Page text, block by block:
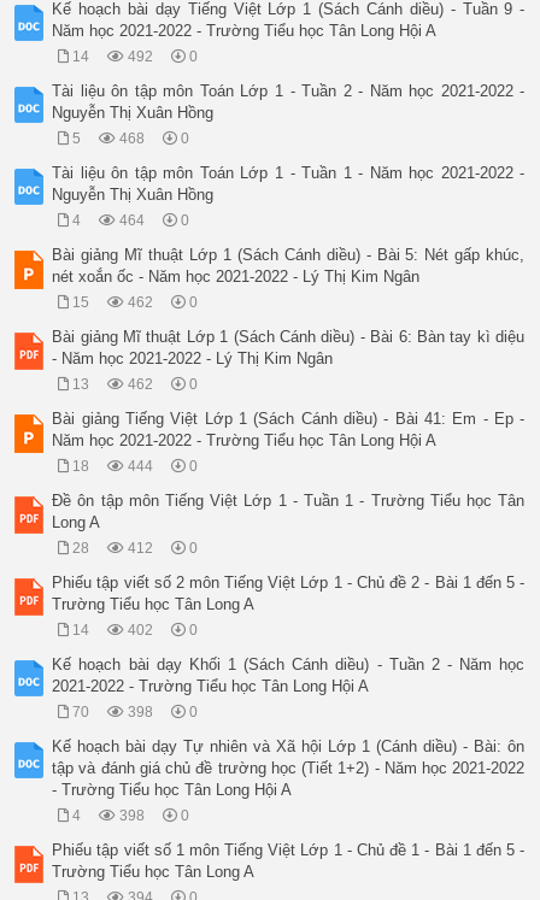
Kế hoạch bài dạy Tiếng Việt Lớp 1 (Sách Cánh diều) - Tuần 9 -
Năm học 2021-2022 - Trường Tiểu học Tân Long Hội A
14 492 0
Tài liệu ôn tập môn Toán Lớp 1 - Tuần 2 - Năm học 2021-2022 -
Nguyễn Thị Xuân Hồng
5 468 0
Tài liệu ôn tập môn Toán Lớp 1 - Tuần 1 - Năm học 2021-2022 -
Nguyễn Thị Xuân Hồng
4 464 0
Bài giảng Mĩ thuật Lớp 1 (Sách Cánh diều) - Bài 5: Nét gấp khúc,
nét xoắn ốc - Năm học 2021-2022 - Lý Thị Kim Ngân
15 462 0
Bài giảng Mĩ thuật Lớp 1 (Sách Cánh diều) - Bài 6: Bàn tay kì diệu
- Năm học 2021-2022 - Lý Thị Kim Ngân
13 462 0
Bài giảng Tiếng Việt Lớp 1 (Sách Cánh diều) - Bài 41: Em - Ep -
Năm học 2021-2022 - Trường Tiểu học Tân Long Hội A
18 444 0
Đề ôn tập môn Tiếng Việt Lớp 1 - Tuần 1 - Trường Tiểu học Tân
Long A
28 412 0
Phiếu tập viết số 2 môn Tiếng Việt Lớp 1 - Chủ đề 2 - Bài 1 đến 5 -
Trường Tiểu học Tân Long A
14 402 0
Kế hoạch bài dạy Khối 1 (Sách Cánh diều) - Tuần 2 - Năm học
2021-2022 - Trường Tiểu học Tân Long Hội A
70 398 0
Kế hoạch bài dạy Tự nhiên và Xã hội Lớp 1 (Cánh diều) - Bài: ôn
tập và đánh giá chủ đề trường học (Tiết 1+2) - Năm học 2021-2022
- Trường Tiểu học Tân Long Hội A
4 398 0
Phiếu tập viết số 1 môn Tiếng Việt Lớp 1 - Chủ đề 1 - Bài 1 đến 5 -
Trường Tiểu học Tân Long A